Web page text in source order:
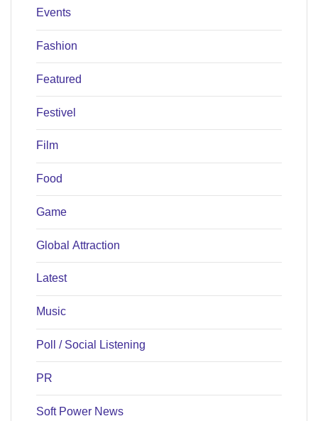
Events
Fashion
Featured
Festivel
Film
Food
Game
Global Attraction
Latest
Music
Poll / Social Listening
PR
Soft Power News